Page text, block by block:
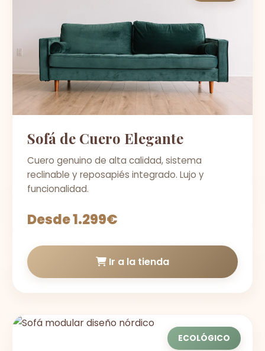
Sofá de Cuero Elegante
Cuero genuino de alta calidad, sistema
reclinable y reposapiés integrado. Lujo y
funcionalidad.
Desde 1.299€
Ir a la tienda
ECOLÓGICO